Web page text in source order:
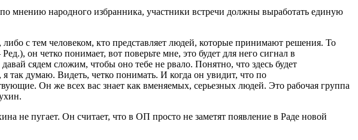
мнению народного избранника, участники встречи должны выработать единую
с тем человеком, кто представляет людей, которые принимают решения. То
он четко понимает, вот поверьте мне, это будет для него сигнал в
сядем сложим, чтобы оно тебе не рвало. Понятно, что здесь будет
так думаю. Видеть, четко понимать. И когда он увидит, что по
Он же всех вас знает как вменяемых, серьезных людей. Это рабочая группа
не пугает. Он считает, что в ОП просто не заметят появление в Раде новой